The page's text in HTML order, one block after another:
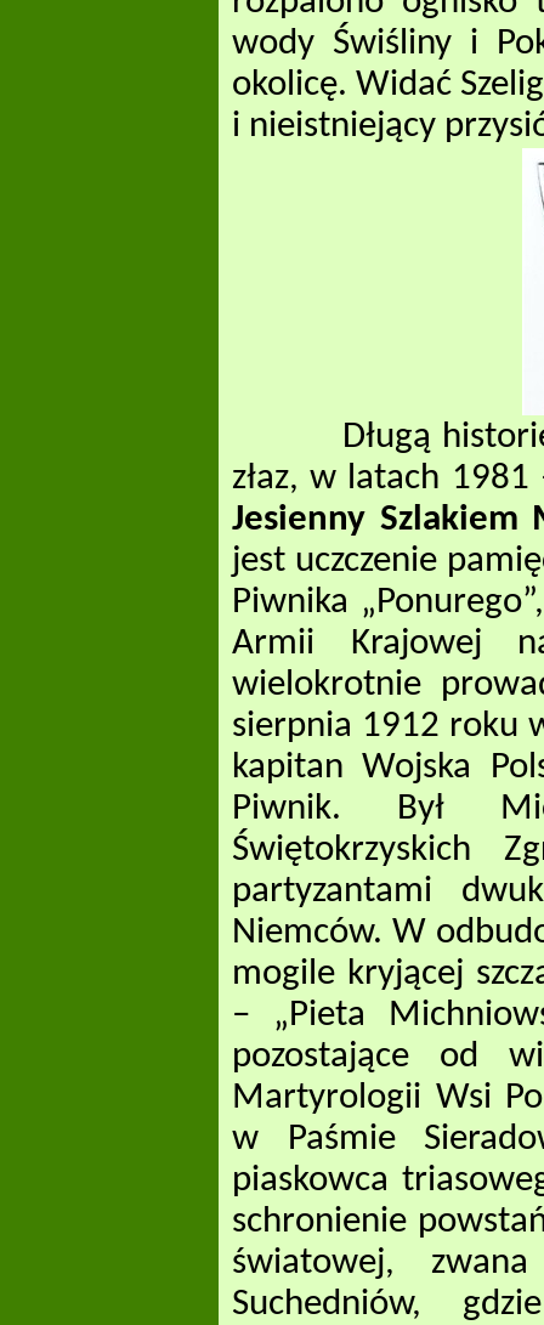
wody Świśliny i
okolicę. Widać
i nieistniejący
Długą historię
złaz, w latach
Jesienny Szlakiem
jest uczczenie
Piwnika
Armii Krajowej
wielokrotnie
sierpnia 1912 roku
kapitan Wojska
Piwnik. Był
Świętokrzyskich
partyzantami
Niemców. W
mogile kryjącej
– „Pieta
pozostające od
Martyrologii Wsi
w Paśmie
piaskowca
schronienie
światowej,
Suchedniów,